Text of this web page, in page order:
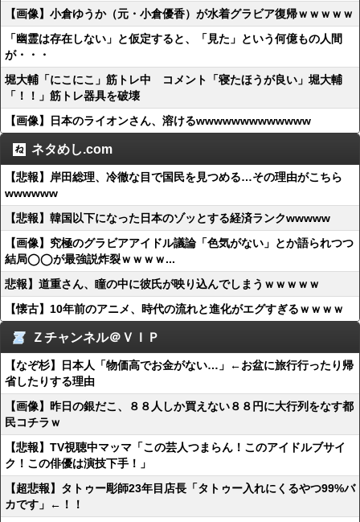
【画像】小倉ゆうか（元・小倉優香）が水着グラビア復帰ｗｗｗｗｗ
「幽霊は存在しない」と仮定すると、「見た」という何億もの人間
が・・・
堀大輔「にこにこ」筋トレ中 コメント「寝たほうが良い」堀大輔
「！！」筋トレ器具を破壊
【画像】日本のライオンさん、溶けるwwwwwwwwwwwww
ネタめし.com
【悲報】岸田総理、冷徹な目で国民を見つめる…その理由がこちら
wwwwww
【悲報】韓国以下になった日本のゾッとする経済ランクwwwww
【画像】究極のグラビアアイドル議論「色気がない」とか語られつつ
結局◯◯が最強説炸裂ｗｗｗｗ...
悲報】道重さん、瞳の中に彼氏が映り込んでしまうｗｗｗｗｗ
【懐古】10年前のアニメ、時代の流れと進化がエグすぎるｗｗｗｗ
Ｚチャンネル＠ＶＩＰ
【なぞ杉】日本人「物価高でお金がない…」←お盆に旅行行ったり帰
省したりする理由
【画像】昨日の銀だこ、８８人しか買えない８８円に大行列をなす都
民コチラｗ
【悲報】TV視聴中マッマ「この芸人つまらん！このアイドルブサイ
ク！この俳優は演技下手！」
【超悲報】タトゥー彫師23年目店長「タトゥー入れにくるやつ99%バ
カです」←！！